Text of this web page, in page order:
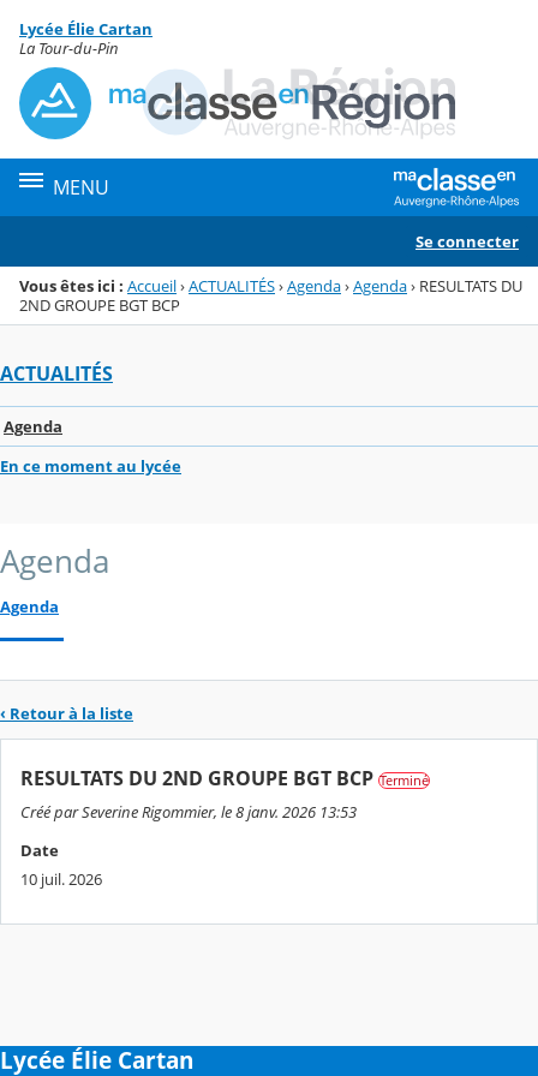
Menu de la rubrique
Contenu
Lycée Élie Cartan
La Tour-du-Pin
MENU
Se connecter
Vous êtes ici : Accueil›ACTUALITÉS›Agenda›Agenda› RESULTATS DU
2ND GROUPE BGT BCP
ACTUALITÉS
Agenda
En ce moment au lycée
Agenda
Agenda
‹ Retour à la liste
RESULTATS DU 2ND GROUPE BGT BCP Terminé
Créé par Severine Rigommier, le 8 janv. 2026 13:53
Date
10 juil. 2026
Lycée Élie Cartan